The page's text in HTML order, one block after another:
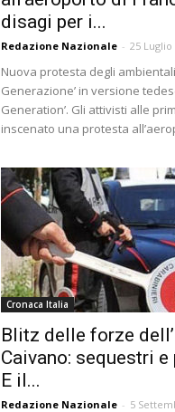
disagi per i...
Redazione Nazionale - 25 Luglio
Nuova protesta degli
Generazione’ in versione
Generation’. Gli attivisti alle
inscenato una protesta
Cronaca Italia
Blitz delle forze
Caivano: sequestri
E il...
Redazione Nazionale - 5